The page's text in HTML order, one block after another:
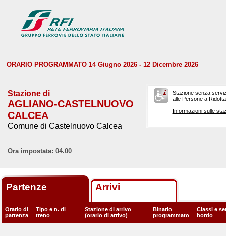
ORARIO PROGRAMMATO 14 Giugno 2026 - 12 Dicembre 2026
Stazione di
AGLIANO-CASTELNUOVO
CALCEA
Comune di Castelnuovo Calcea
Stazione senza
alle Persone a
Informazioni sulle
Ora impostata: 04.00
Partenze Arrivi
Orario di
partenza
Tipo e n. di
treno
Stazione di arrivo
(orario di arrivo)
Binario
programmato
Classi e
bordo